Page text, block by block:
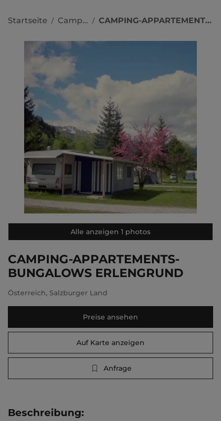
Startseite / Campingplätze / CAMPING-APPARTEMENTS-BUNGALOWS ERLENGRUND
Alle anzeigen 1 photos
CAMPING-APPARTEMENTS-
BUNGALOWS ERLENGRUND
Österreich, Salzburger Land
Preise ansehen
Auf Karte anzeigen
Anfrage
Beschreibung: